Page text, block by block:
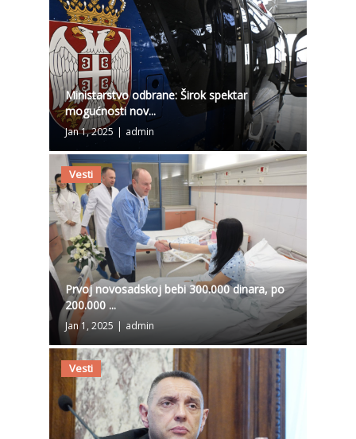
Ministarstvo odbrane: Širok spektar
mogućnosti nov...
Jan 1, 2025 | admin
Vesti
Prvoj novosadskoj bebi 300.000 dinara, po
200.000 ...
Jan 1, 2025 | admin
Vesti